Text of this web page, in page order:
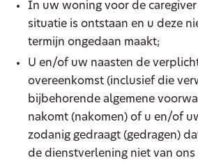
In uw woning voor de
situatie is ontstaan en u deze
termijn ongedaan maakt;
U en/of uw naasten de
overeenkomst (inclusief die
bijbehorende algemene
nakomt (nakomen) of u en/of
zodanig gedraagt (gedragen)
de dienstverlening niet van